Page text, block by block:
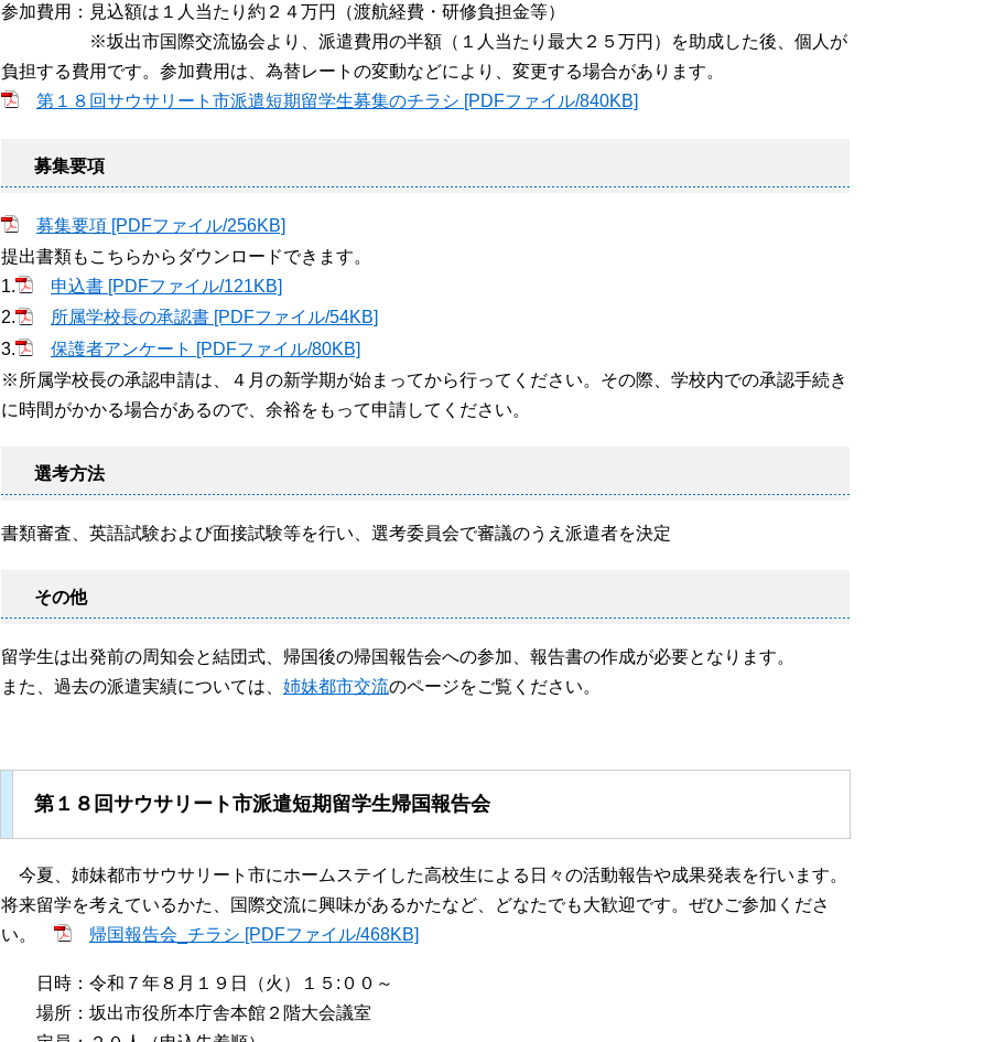
参加費用：見込額は１人当たり約２４万円（渡航経費・研修負担金等）
※坂出市国際交流協会より、派遣費用の半額（１人当たり最大２５万円）を助成した後、個人が
負担する費用です。参加費用は、為替レートの変動などにより、変更する場合があります。
第１８回サウサリート市派遣短期留学生募集のチラシ [PDFファイル/840KB]
募集要項
募集要項 [PDFファイル/256KB]
提出書類もこちらからダウンロードできます。
1.
申込書 [PDFファイル/121KB]
2.
所属学校長の承認書 [PDFファイル/54KB]
3.
保護者アンケート [PDFファイル/80KB]
※所属学校長の承認申請は、４月の新学期が始まってから行ってください。その際、学校内での承認手続き
に時間がかかる場合があるので、余裕をもって申請してください。
選考方法
書類審査、英語試験および面接試験等を行い、選考委員会で審議のうえ派遣者を決定
その他
留学生は出発前の周知会と結団式、帰国後の帰国報告会への参加、報告書の作成が必要となります。
また、過去の派遣実績については、 姉妹都市交流のページをご覧ください。
第１８回サウサリート市派遣短期留学生帰国報告会
今夏、姉妹都市サウサリート市にホームステイした高校生による日々の活動報告や成果発表を行います。
将来留学を考えているかた、国際交流に興味があるかたなど、どなたでも大歓迎です。ぜひご参加くださ
い。
帰国報告会_チラシ [PDFファイル/468KB]
日時：令和７年８月１９日（火）１５:００～
場所：坂出市役所本庁舎本館２階大会議室